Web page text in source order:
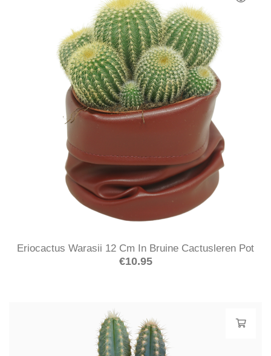
Eriocactus Warasii 12 Cm In Bruine Cactusleren Pot
€10.95